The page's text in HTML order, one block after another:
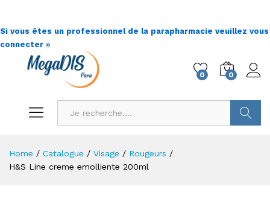
Si vous êtes un professionnel de la parapharmacie veuillez vous
connecter »
0 0
Home / Catalogue / Visage / Rougeurs /
H&S Line creme emolliente 200ml